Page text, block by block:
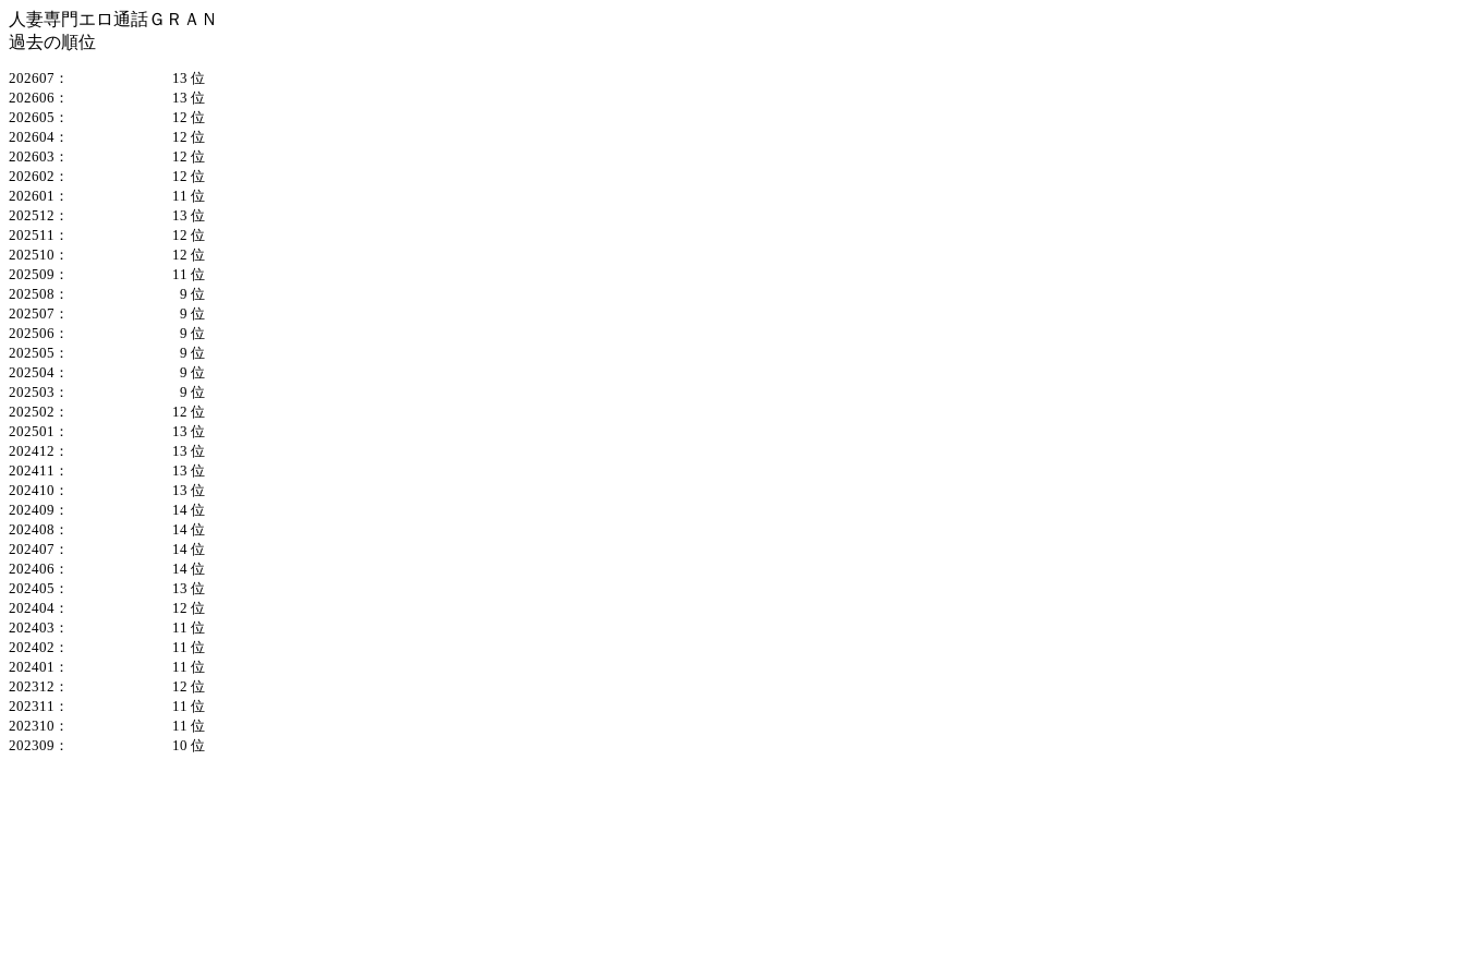
人妻専門エロ通話ＧＲＡＮ
過去の順位
202607：
13 位
202606：
13 位
202605：
12 位
202604：
12 位
202603：
12 位
202602：
12 位
202601：
11 位
202512：
13 位
202511：
12 位
202510：
12 位
202509：
11 位
202508：
9 位
202507：
9 位
202506：
9 位
202505：
9 位
202504：
9 位
202503：
9 位
202502：
12 位
202501：
13 位
202412：
13 位
202411：
13 位
202410：
13 位
202409：
14 位
202408：
14 位
202407：
14 位
202406：
14 位
202405：
13 位
202404：
12 位
202403：
11 位
202402：
11 位
202401：
11 位
202312：
12 位
202311：
11 位
202310：
11 位
202309：
10 位